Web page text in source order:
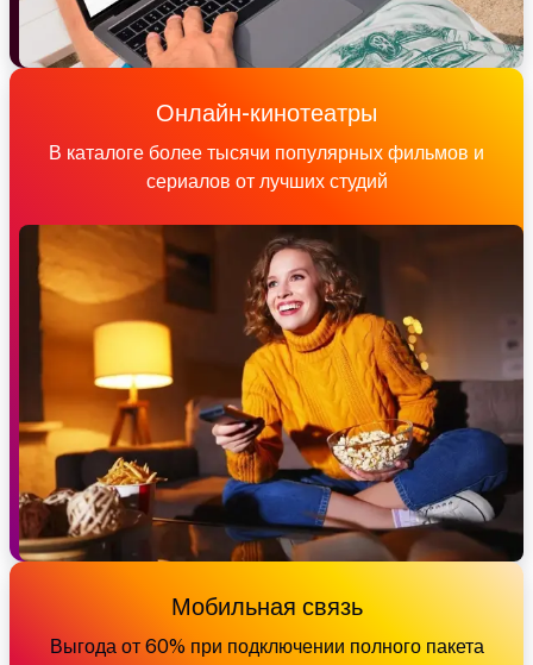
Онлайн-кинотеатры
В каталоге более тысячи популярных фильмов и
сериалов от лучших студий
Мобильная связь
Выгода от 60% при подключении полного пакета